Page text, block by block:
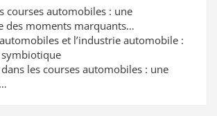
courses automobiles : une
des moments marquants…
et l’industrie automobile :
les courses automobiles : une